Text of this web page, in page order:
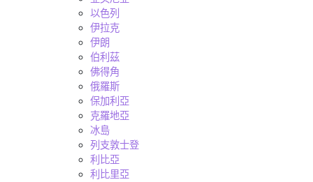
以色列
伊拉克
伊朗
伯利茲
佛得角
俄羅斯
保加利亞
克羅地亞
冰島
列支敦士登
利比亞
利比里亞